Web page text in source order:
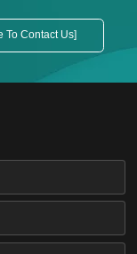
To Contact Us]